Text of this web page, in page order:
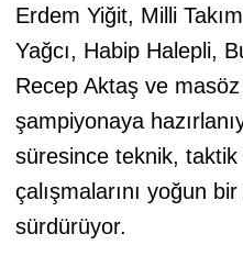
Erdem Yiğit, Milli
Yağcı, Habip Halepli,
Recep Aktaş ve
şampiyonaya
süresince teknik,
çalışmalarını yoğun
sürdürüyor.